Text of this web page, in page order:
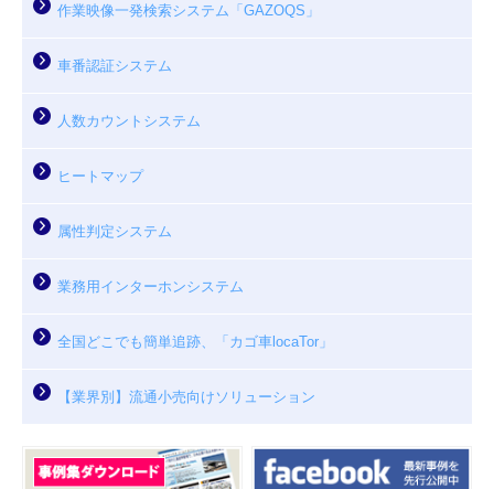
作業映像一発検索システム「GAZOQS」
車番認証システム
人数カウントシステム
ヒートマップ
属性判定システム
業務用インターホンシステム
全国どこでも簡単追跡、「カゴ車locaTor」
【業界別】流通小売向けソリューション